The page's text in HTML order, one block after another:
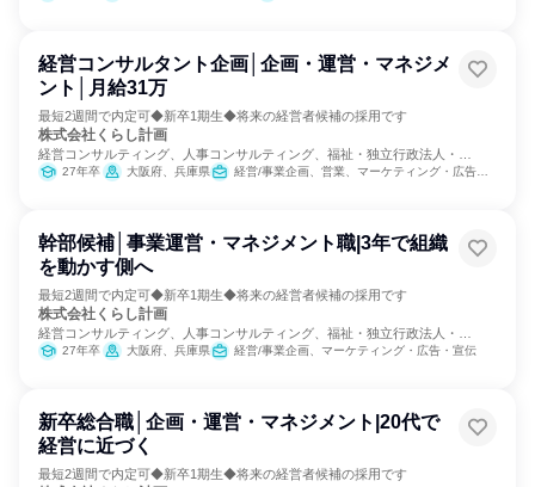
経営コンサルタント企画│企画・運営・マネジメ
ント│月給31万
最短2週間で内定可◆新卒1期生◆将来の経営者候補の採用です
株式会社くらし計画
経営コンサルティング、人事コンサルティング、福祉・独立行政法人・
NGO・NPO
27年卒 大阪府、兵庫県 経営/事業企画、営業、マーケティング・広告・宣伝
幹部候補│事業運営・マネジメント職|3年で組織
を動かす側へ
最短2週間で内定可◆新卒1期生◆将来の経営者候補の採用です
株式会社くらし計画
経営コンサルティング、人事コンサルティング、福祉・独立行政法人・
NGO・NPO
27年卒 大阪府、兵庫県 経営/事業企画、マーケティング・広告・宣伝
新卒総合職│企画・運営・マネジメント|20代で
経営に近づく
最短2週間で内定可◆新卒1期生◆将来の経営者候補の採用です